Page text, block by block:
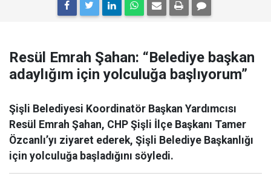
Resül Emrah Şahan: “Belediye başkan
adaylığım için yolculuğa başlıyorum”
Şişli Belediyesi Koordinatör Başkan Yardımcısı
Resül Emrah Şahan, CHP Şişli İlçe Başkanı Tamer
Özcanlı’yı ziyaret ederek, Şişli Belediye Başkanlığı
için yolculuğa başladığını söyledi.